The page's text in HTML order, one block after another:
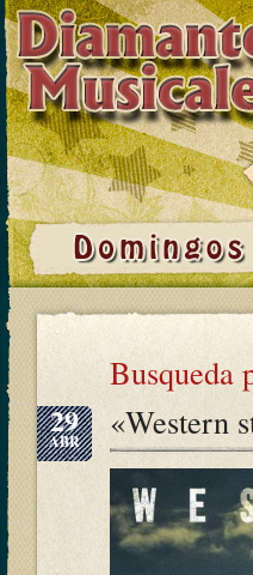
Busqueda
29
ABR «Western